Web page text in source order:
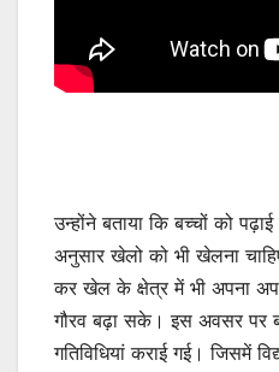
उन्होंने बताया कि बच्चों को
अनुसार खेलो को भी खेलना
कर खेल के क्षेत्र में भी अपना
गौरव बढ़ा सके। इस अवसर पर
गतिविधियां कराई गई। जिसमें